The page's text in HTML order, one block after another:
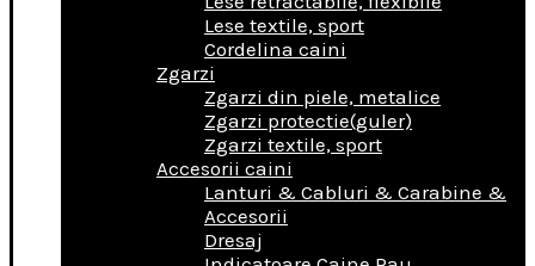
Lese textile, sport
Cordelina caini
Zgarzi
Zgarzi din piele, metalice
Zgarzi protectie(guler)
Zgarzi textile, sport
Accesorii caini
Lanturi & Cabluri & Carabine &
Accesorii
Dresaj